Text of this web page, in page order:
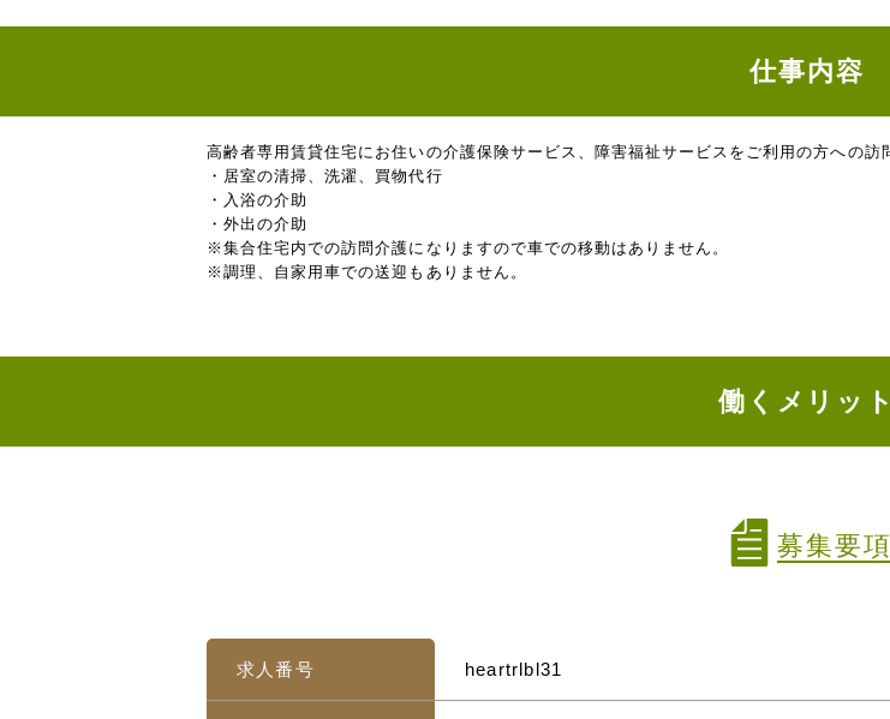
仕事内容
高齢者専用賃貸住宅にお住いの介護保険サービス、障害福祉サービスをご利用の方への訪
・居室の清掃、洗濯、買物代行
・入浴の介助
・外出の介助
※集合住宅内での訪問介護になりますので車での移動はありません。
※調理、自家用車での送迎もありません。
働くメリット
募集要項
求人番号 heartrlbl31